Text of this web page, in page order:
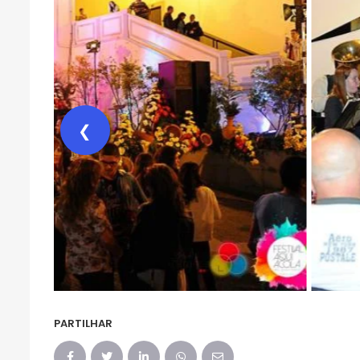
❮
PARTILHAR